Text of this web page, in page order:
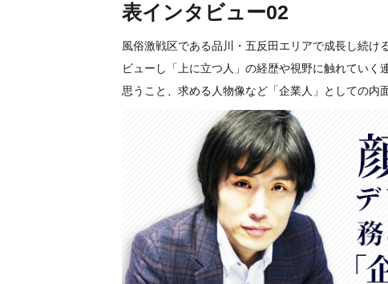
表インタビュー02
風俗激戦区である品川・五反田エリアで成長し続
ビューし「上に立つ人」の経歴や視野に触れてい
思うこと、求める人物像など「企業人」としての内